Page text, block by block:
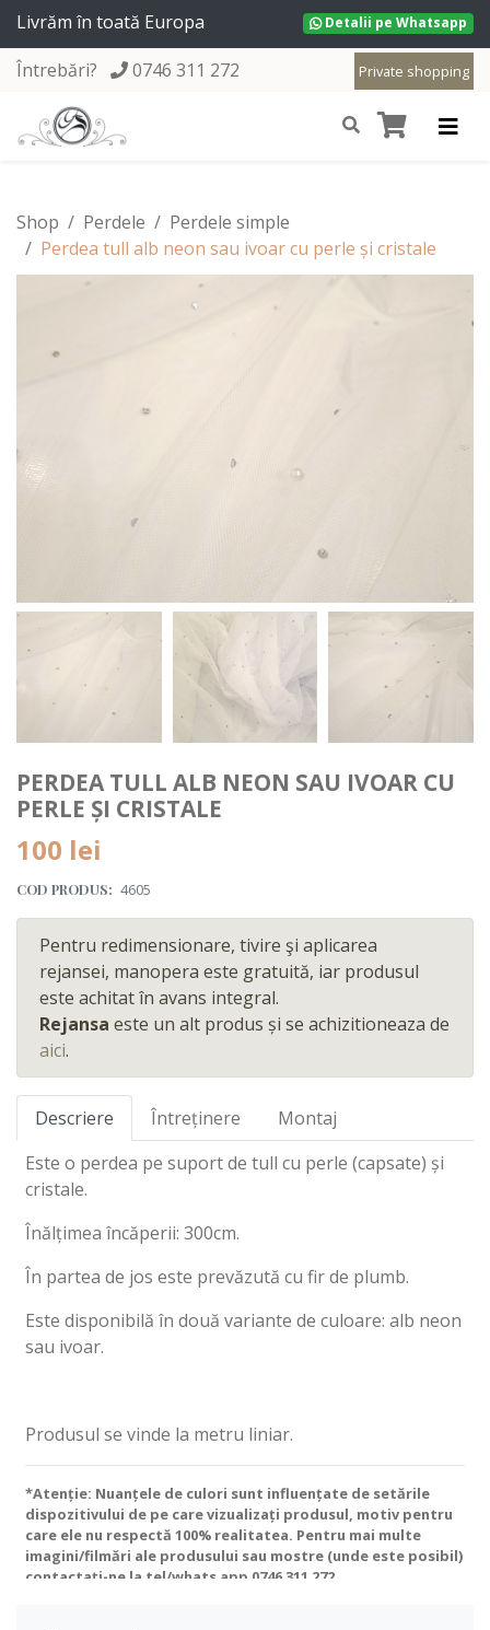
Livrăm în toată Europa Detalii pe Whatsapp
Private shopping
Întrebări? 0746 311 272
Shop Perdele
Perdele simple
Perdea tull alb neon sau ivoar cu perle și cristale
PERDEA TULL ALB NEON SAU IVOAR CU
PERLE ȘI CRISTALE
100 lei
COD PRODUS: 4605
Pentru redimensionare, tivire şi aplicarea
rejansei, manopera este gratuită, iar produsul
este achitat în avans integral.
Rejansa este un alt produs și se achizitioneaza de
aici.
Descriere Întreținere
Montaj
Este o perdea pe suport de tull cu perle (capsate) și
cristale.
Înălțimea încăperii: 300cm.
În partea de jos este prevăzută cu fir de plumb.
Este disponibilă în două variante de culoare: alb neon
sau ivoar.
Produsul se vinde la metru liniar.
*Atenție: Nuanțele de culori sunt influențate de setările
dispozitivului de pe care vizualizați produsul, motiv pentru
care ele nu respectă 100% realitatea. Pentru mai multe
imagini/filmări ale produsului sau mostre (unde este posibil)
contactați-ne la tel/whats app 0746 311 272